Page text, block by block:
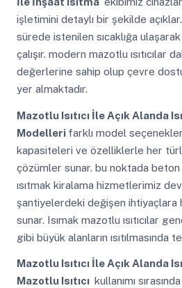
işletimini detaylı bir şekilde açıklar.
sürede istenilen sıcaklığa
çalışır. modern mazotlu ısıtıcılar
değerlerine sahip olup çevre
yer almaktadır.
Mazotlu Isıtıcı İle Açık Alanda
Modelleri farklı model
kapasiteleri ve özelliklerle her
çözümler sunar. bu noktada
ısıtmak kiralama hizmetlerimiz
şantiyelerdeki değişen ihtiyaçlara
sunar. Isımak mazotlu ısıtıcılar
gibi büyük alanların ısıtılmasında
Mazotlu Isıtıcı İle Açık Alanda
Mazotlu Isıtıcı kullanımı